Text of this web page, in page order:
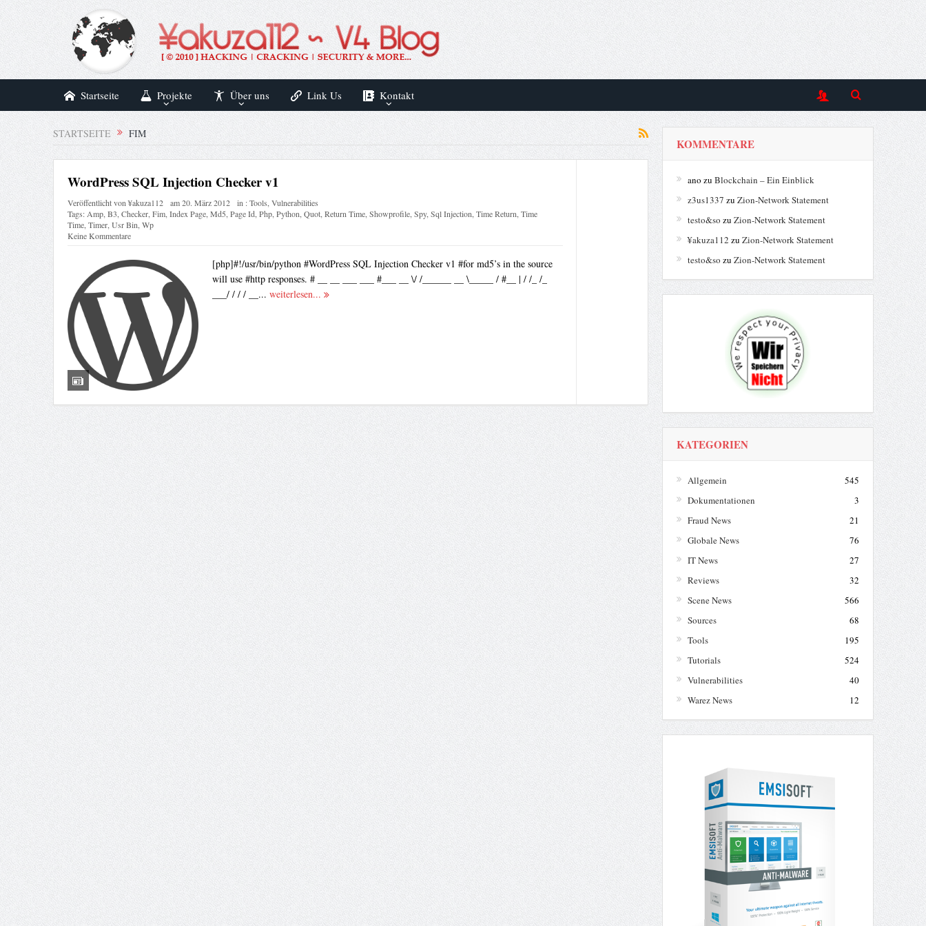
Startseite Projekte Über uns Link Us Kontakt
STARTSEITE FIM
WordPress SQL Injection Checker v1
Veröffentlicht von¥akuza112 am20. März 2012 in :Tools,Vulnerabilities
Tags:Amp,B3,Checker,Fim,Index Page,Md5,Page Id,Php,Python,Quot,Return Time,Showprofile,Spy,Sql Injection,Time Return,Time
Time,Timer,Usr Bin,Wp
Keine Kommentare
[php]#!/usr/bin/python #WordPress SQL Injection Checker v1 #for md5’s in the source
will use #http responses. # __ __ ___ ___ #___ __ \/ /______ __ \_____ / #__ | / /_ /_
___/ / / / __... weiterlesen...
KOMMENTARE
ano zu Blockchain – Ein Einblick
z3us1337 zu Zion-Network Statement
testo&so zu Zion-Network Statement
¥akuza112 zu Zion-Network Statement
testo&so zu Zion-Network Statement
KATEGORIEN
Allgemein
545
Dokumentationen
3
Fraud News
21
Globale News
76
IT News
27
Reviews
32
Scene News
566
Sources
68
Tools
195
Tutorials
524
Vulnerabilities
40
Warez News
12